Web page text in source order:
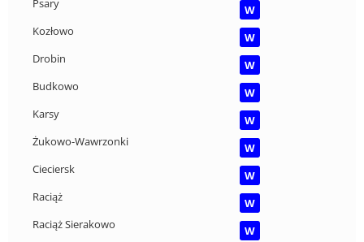
W
Kozłowo
W
Drobin
W
Budkowo
W
Karsy
W
Żukowo-Wawrzonki
W
Cieciersk
W
Raciąż
W
Raciąż Sierakowo
W